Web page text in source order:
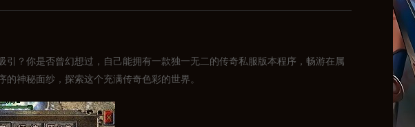
？你是否曾幻想过，自己能拥有一款独一无二的传奇私服版本程序，畅游在属
神秘面纱，探索这个充满传奇色彩的世界。